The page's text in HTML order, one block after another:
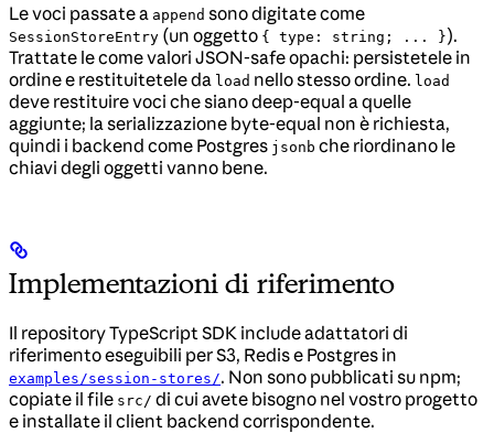
Le voci passate a append sono digitate come
SessionStoreEntry (un oggetto { type: string; ... }).
Trattate le come valori JSON-safe opachi: persistetele in
ordine e restituitetele da load nello stesso ordine. load
deve restituire voci che siano deep-equal a quelle
aggiunte; la serializzazione byte-equal non è richiesta,
quindi i backend come Postgres jsonb che riordinano le
chiavi degli oggetti vanno bene.
Implementazioni di riferimento
Il repository TypeScript SDK include adattatori di
riferimento eseguibili per S3, Redis e Postgres in
examples/session-stores/. Non sono pubblicati su npm;
copiate il file src/ di cui avete bisogno nel vostro progetto
e installate il client backend corrispondente.